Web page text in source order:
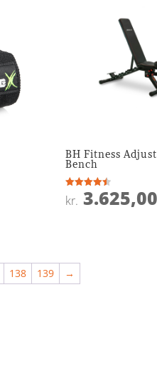
BH Fitness
Bench
Vurderet
4.5
kr. 3.625,00
138 139 →